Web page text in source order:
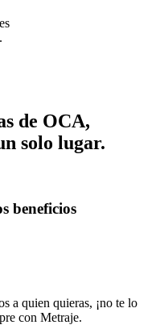
de OCA,
solo lugar.
beneficios
a quien quieras, ¡no te lo
con Metraje.